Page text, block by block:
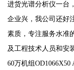
进货光谱分析仪一台
企业兴，我公司还好
素质，专注服务水准
及工程技术人员和安
60万机组OD1066X50